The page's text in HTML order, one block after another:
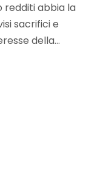
redditi abbia la
sacrifici e
della...